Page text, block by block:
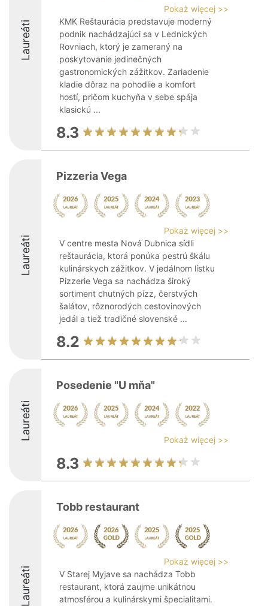
Laureáti
Pokaż więcej >>
KMK Reštaurácia predstavuje moderný
podnik nachádzajúci sa v Lednických
Rovniach, ktorý je zameraný na
poskytovanie jedinečných
gastronomických zážitkov. Zariadenie
kladie dôraz na pohodlie a komfort
hostí, pričom kuchyňa v sebe spája
klasickú ...
8.3
Laureáti
Pizzeria Vega
Pokaż więcej >>
V centre mesta Nová Dubnica sídli
reštaurácia, ktorá ponúka pestrú škálu
kulinárskych zážitkov. V jedálnom lístku
Pizzerie Vega sa nachádza široký
sortiment chutných pízz, čerstvých
šalátov, rôznorodých cestovinových
jedál a tiež tradičné slovenské ...
8.2
Laureáti
Posedenie "U mňa"
Pokaż więcej >>
8.3
Laureáti
Tobb restaurant
Pokaż więcej >>
V Starej Myjave sa nachádza Tobb
restaurant, ktorá zaujme unikátnou
atmosférou a kulinárskymi špecialitami.